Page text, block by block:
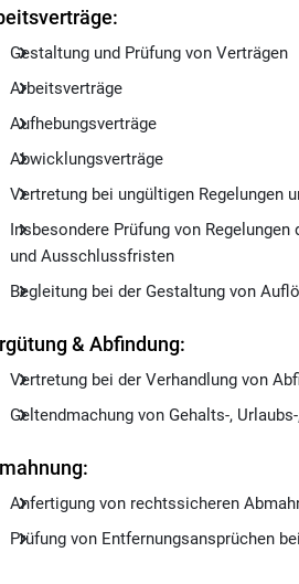
Gestaltung und Prüfung von Verträgen
Arbeitsverträge
Aufhebungsverträge
Abwicklungsverträge
Vertretung bei ungültigen Regelungen
Insbesondere Prüfung von
und Ausschlussfristen
Begleitung bei der Gestaltung von
& Abfindung:
Vertretung bei der Verhandlung von
Geltendmachung von Gehalts-,
Anfertigung von rechtssicheren
Prüfung von Entfernungsansprüchen